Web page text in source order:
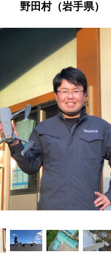
野田村（岩手県）